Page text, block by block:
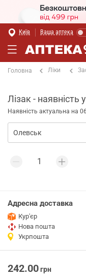
Київ Ваша аптека
Головна Ліки
Лізак - наявність
Наявність актуальна на
Адресна доставка
Кур'єр
Нова пошта
Укрпошта
242.00грн